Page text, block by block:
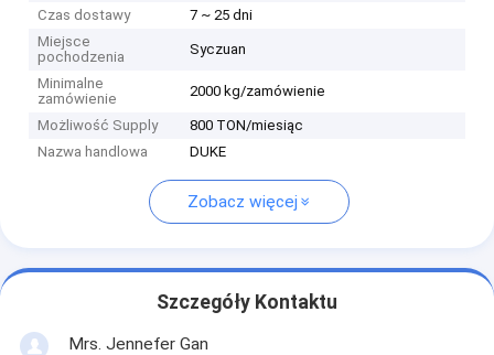
Czas dostawy
7 ~ 25 dni
Miejsce
pochodzenia
Syczuan
Minimalne
zamówienie
2000 kg/zamówienie
Możliwość Supply
800 TON/miesiąc
Nazwa handlowa
DUKE
Zobacz więcej
Szczegóły Kontaktu
Mrs. Jennefer Gan